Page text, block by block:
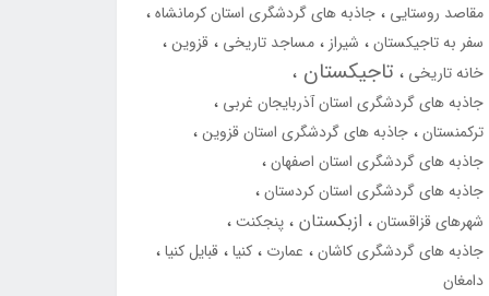
مقاصد روستایی جاذبه های گردشگری استان کرمانشاه
سفر به تاجیکستان شیراز مساجد تاریخی قزوین
خانه تاریخی تاجیکستان
جاذبه های گردشگری استان آذربایجان غربی
ترکمنستان جاذبه های گردشگری استان قزوین
جاذبه های گردشگری استان اصفهان
جاذبه های گردشگری استان کردستان
شهرهای قزاقستان ازبکستان پنجکنت
جاذبه های گردشگری کاشان عمارت کنیا قبایل کنیا
دامغان